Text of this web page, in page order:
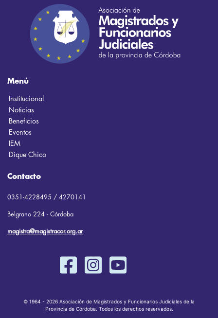
Menú
Institucional
Noticias
Beneficios
Eventos
IEM
Dique Chico
Contacto
0351-4228495 / 4270141
Belgrano 224 - Córdoba
magistra@magistracor.org.ar
© 1964 - 2026 Asociación de Magistrados y Funcionarios Judiciales de la
Provincia de Córdoba. Todos los derechos reservados.